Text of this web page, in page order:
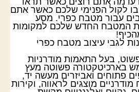
לקול הפנימי שלכם כאשר אתם
עבור מטבח כפרי. מסע
המטבח החדש שלכם למקומות
לגבי עיצוב מטבח כפרי
בעל התאמות מודרניות
בארכיטקטורה פשוטה מעץ
פתוחים ואביזרים מעשה יד,
מוצגים לראווה, וקירות